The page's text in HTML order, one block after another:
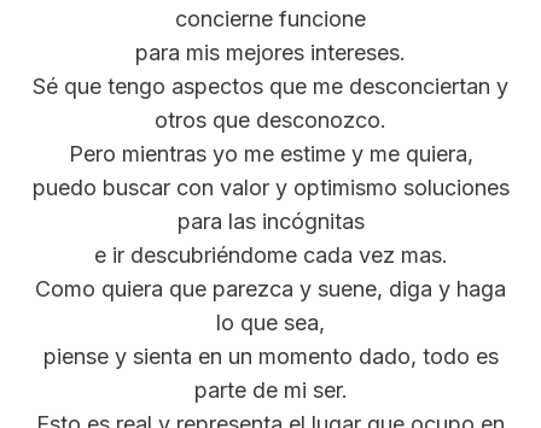
concierne funcione
para mis mejores intereses.
Sé que tengo aspectos que me desconciertan y
otros que desconozco.
Pero mientras yo me estime y me quiera,
puedo buscar con valor y optimismo soluciones
para las incógnitas
e ir descubriéndome cada vez mas.
Como quiera que parezca y suene, diga y haga
lo que sea,
piense y sienta en un momento dado, todo es
parte de mi ser.